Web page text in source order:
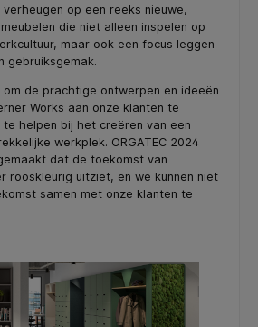
verheugen op een reeks nieuwe,
die niet alleen inspelen op
maar ook een focus leggen
gebruiksgemak.
om de prachtige ontwerpen en ideeën
Works aan onze klanten te
helpen bij het creëren van een
werkplek. ORGATEC 2024
dat de toekomst van
rooskleurig uitziet, en we kunnen niet
samen met onze klanten te